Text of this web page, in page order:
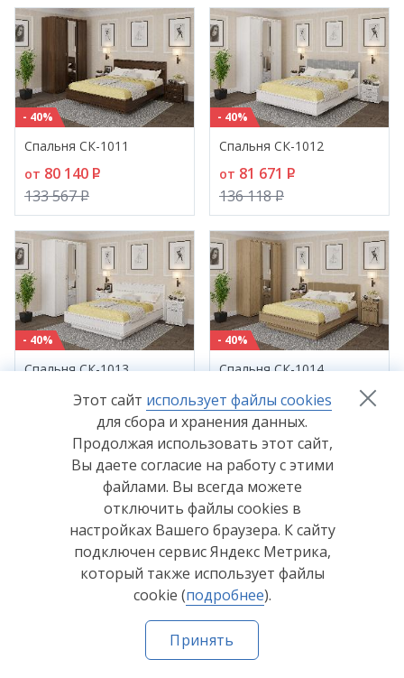
- 40%
Спальня СК-1011
от 80 140 P
133 567P
- 40%
Спальня СК-1012
от 81 671 P
136 118P
- 40%
Спальня СК-1013
88 446P
- 40%
Спальня СК-1014
от89 976P
149 960P
- 40%
Спальня СК-1016
от81 179
135 298
Каталог Где купить
Этот сайт использует файлы cookies
для сбора и хранения данных.
Продолжая использовать этот сайт,
Вы даете согласие на работу с этими
файлами. Вы всегда можете
отключить файлы cookies в
настройках Вашего браузера. К сайту
подключен сервис Яндекс Метрика,
который также использует файлы
cookie (подробнее).
Принять